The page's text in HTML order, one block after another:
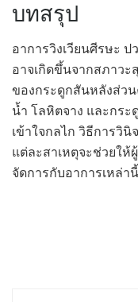
บทสรุป
อาการวิงเวียนศีรษะ
อาจเกิดขึ้นจากสภาว
ของกระดูกสันหลังส่วน
น้ำ โลหิตจาง และกร
เข้าใจกลไก วิธีการวิ
แต่ละสาเหตุจะช่วยใ
จัดการกับอาการเหล่